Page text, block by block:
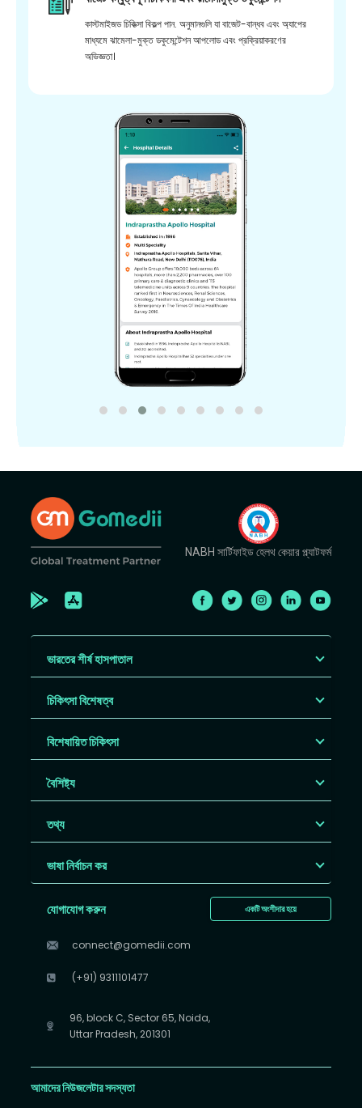
কাস্টমাইজড চিকিত্সা বিকল্প পান. অনুমানগুলি যা বাজেট-বান্ধব এবং অ্যাপের
মাধ্যমে ঝামেলা-মুক্ত ডকুমেন্টেশন আপলোড এবং প্রক্রিয়াকরণের
অভিজ্ঞতা।
NABH সার্টিফাইড হেলথ কেয়ার প্ল্যাটফর্ম
ভারতের শীর্ষ হাসপাতাল
চিকিৎসা বিশেষত্ব
বিশেষায়িত চিকিৎসা
বৈশিষ্ট্য
তথ্য
ভাষা নির্বাচন কর
একটি অংশীদার হয়ে
যোগাযোগ করুন
connect@gomedii.com
(+91) 9311101477
96, block C, Sector 65, Noida,
Uttar Pradesh, 201301
আমাদের নিউজলেটার সদস্যতা